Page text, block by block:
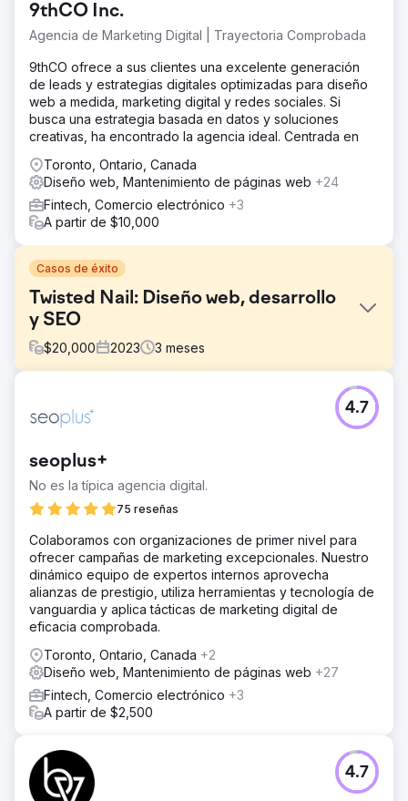
9thCO Inc.
Agencia de Marketing Digital | Trayectoria Comprobada
9thCO ofrece a sus clientes una excelente generación
de leads y estrategias digitales optimizadas para diseño
web a medida, marketing digital y redes sociales. Si
busca una estrategia basada en datos y soluciones
creativas, ha encontrado la agencia ideal. Centrada en
Toronto, Ontario, Canada
Diseño web, Mantenimiento de páginas web +24
Fintech, Comercio electrónico +3
A partir de $10,000
Casos de éxito
Twisted Nail: Diseño web, desarrollo
y SEO
$20,000 2023 3 meses
El objetivo de este proyecto fue crear un sitio web que
genere más ingresos para Twisted Nail, una empresa de
agregados.
La solución
Nuestra solución fue involucrarnos activamente en la fase
personalizado, único y con un propósito: brindar
servicios de diseño, desarrollo y SEO de vanguardia.
El resultado
El equipo de Azuro fue talentoso, comunicativo y brindó
asesoramiento experto. A nuestro equipo le encanta el
desde que nos asociamos con Azuro, hemos visto un
gran aumento en el tráfico gracias a un mejor
posicionamiento en los motores de búsqueda y hemos
recibido clientes potenciales de mayor calidad. - Hunter
seoplus+
No es la típica agencia digital.
75 reseñas
4.7
Colaboramos con organizaciones de primer nivel para
ofrecer campañas de marketing excepcionales. Nuestro
dinámico equipo de expertos internos aprovecha
alianzas de prestigio, utiliza herramientas y tecnología de
vanguardia y aplica tácticas de marketing digital de
eficacia comprobada.
Toronto, Ontario, Canada +2
Diseño web, Mantenimiento de páginas web +27
Fintech, Comercio electrónico +3
A partir de $2,500
4.7